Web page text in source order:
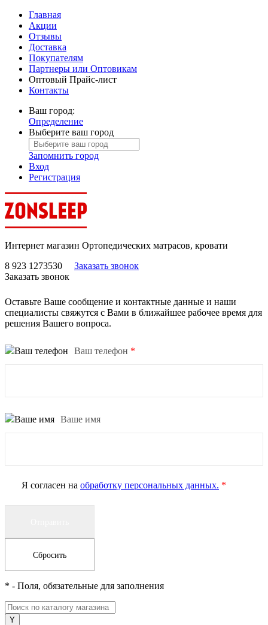
Главная
Акции
Отзывы
Доставка
Покупателям
Партнеры или Оптовикам
Оптовый Прайс-лист
Контакты
Ваш город:
Определение
Выберите ваш город
Запомнить город
Вход
Регистрация
Интернет магазин Ортопедических матрасов, кровати
8 923 1273530
Заказать звонок
Заказать звонок
Оставьте Ваше сообщение и контактные данные и наши
специалисты свяжутся с Вами в ближайшее рабочее время для
решения Вашего вопроса.
Ваш телефон *
Ваше имя
Я согласен на обработку персональных данных. *
* - Поля, обязательные для заполнения